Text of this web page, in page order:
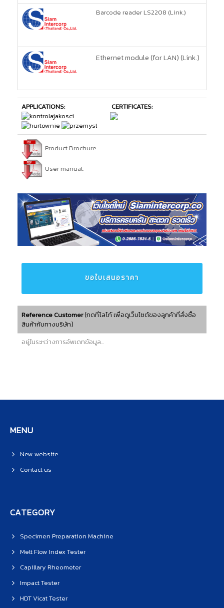
Barcode reader LS2208 (Link.)
Ethernet module (for LAN) (Link.)
APPLICATIONS: CERTIFICATES:
Product Brochure.
User manual.
ขอใบเสนอราคา
Reference Customer(กดที่โลโก้ เพื่อดูเว็บไซต์ของลูกค้าที่สั่งซื้อ
สินค้ากับทางบริษัท)​
อยู่ในระหว่างการอัพเดทข้อมูล...
MENU
New website
Contact us
CATEGORY
Specimen Preparation Machine
Melt Flow Index Tester
Capillary Rheometer
Impact Tester
HDT Vicat Tester